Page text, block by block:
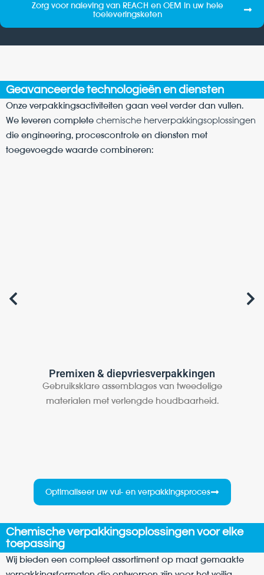
Zorg voor naleving van REACH en OEM in uw hele
toeleveringsketen
Geavanceerde technologieën en diensten
Onze verpakkingsactiviteiten gaan veel verder dan vullen.
We leveren complete chemische herverpakkingsoplossingen
die engineering, procescontrole en diensten met
toegevoegde waarde combineren:
Premixen & diepvriesverpakkingen
Gebruiksklare assemblages van tweedelige
materialen met verlengde houdbaarheid.
Optimaliseer uw vul- en verpakkingsproces
Chemische verpakkingsoplossingen voor elke
toepassing
Wij bieden een compleet assortiment op maat gemaakte